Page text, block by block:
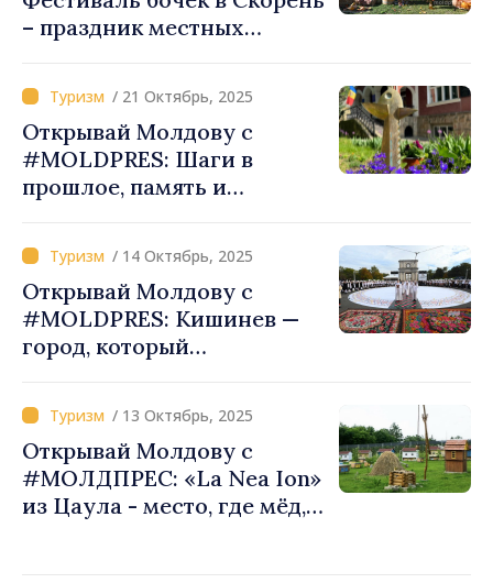
– праздник местных
/ 21 Октябрь, 2025
Открывай Молдову с
#MOLDPRES: Шаги в
прошлое, память и
Краеведческом музее и на
еврейском кладбище в
Единцах
/ 14 Октябрь, 2025
Открывай Молдову с
#MOLDPRES: Кишинев —
город, который
осень
/ 13 Октябрь, 2025
Открывай Молдову с
#МОЛДПРЕС: «La Nea Ion»
из Цаула - место, где мёд,